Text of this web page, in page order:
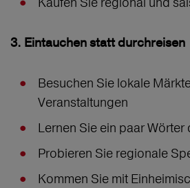
3. Eintauchen statt durchreisen
Besuchen Sie lokale
Veranstaltungen
Lernen Sie ein paar
Probieren Sie regionale
Kommen Sie mit